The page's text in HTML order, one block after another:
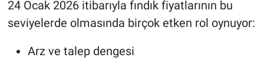
24 Ocak 2026 itibarıyla fındık fiyatlarının bu
seviyelerde olmasında birçok etken rol oynuyor:
Arz ve talep dengesi